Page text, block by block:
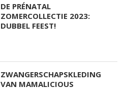
DE PRÉNATAL
ZOMERCOLLECTIE 2023:
DUBBEL FEEST!
ZWANGERSCHAPSKLEDING
VAN MAMALICIOUS